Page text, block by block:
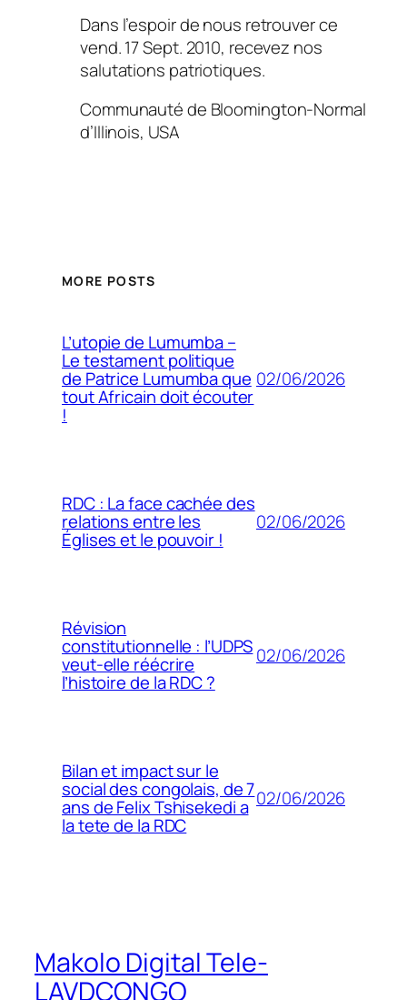
Dans l’espoir de nous retrouver ce
vend. 17 Sept. 2010, recevez nos
salutations patriotiques.
Communauté de Bloomington-Normal
d’Illinois, USA
MORE POSTS
L’utopie de Lumumba –
Le testament politique
de Patrice Lumumba que
tout Africain doit écouter
!
02/06/2026
RDC : La face cachée des
relations entre les
Églises et le pouvoir !
02/06/2026
Révision
constitutionnelle : l’UDPS
veut-elle réécrire
l’histoire de la RDC ?
02/06/2026
Bilan et impact sur le
social des congolais, de 7
ans de Felix Tshisekedi a
la tete de la RDC
02/06/2026
Makolo Digital Tele-
LAVDCONGO